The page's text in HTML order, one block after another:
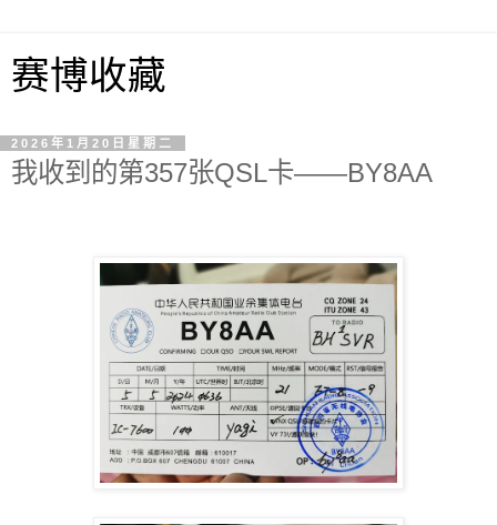
赛博收藏
2026年1月20日星期二
我收到的第357张QSL卡——BY8AA